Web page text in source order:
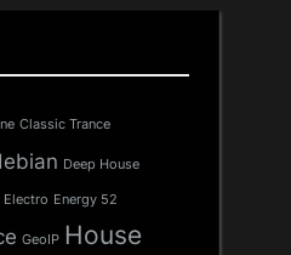
Classic Trance
Deep House
Electro Energy 52
GeoIP House